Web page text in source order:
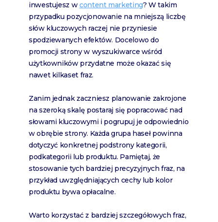
inwestujesz wcontent marketing? W takim
przypadku pozycjonowanie na mniejszą liczbę
słów kluczowych raczej nie przyniesie
spodziewanych efektów. Docelowo do
promocji strony w wyszukiwarce wśród
użytkowników przydatne może okazać się
nawet kilkaset fraz.
Zanim jednak zaczniesz planowanie zakrojone
na szeroką skalę postaraj się popracować nad
słowami kluczowymi i pogrupuj je odpowiednio
w obrębie strony. Każda grupa haseł powinna
dotyczyć konkretnej podstrony kategorii,
podkategorii lub produktu. Pamiętaj, że
stosowanie tych bardziej precyzyjnych fraz, na
przykład uwzględniających cechy lub kolor
produktu bywa opłacalne.
Warto korzystać z bardziej szczegółowych fraz,